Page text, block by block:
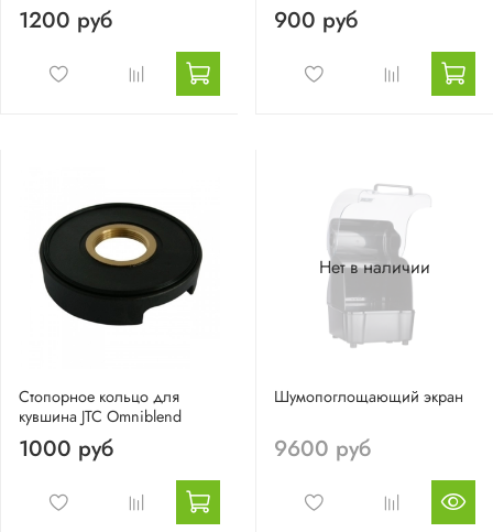
1200 руб 900 руб
Стопорное кольцо для
кувшина JTC Omniblend
1000 руб
Нет в наличии
Шумопоглощающий экран
9600 руб